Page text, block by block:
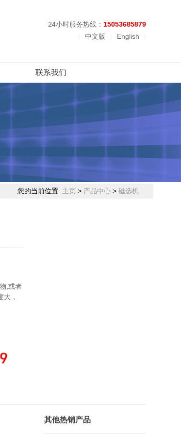
24小时服务热线： 15053685879
中文版 English
联系我们
您的当前位置: 主页 > 产品中心 > 磁选机
,或者
，
其他热销产品